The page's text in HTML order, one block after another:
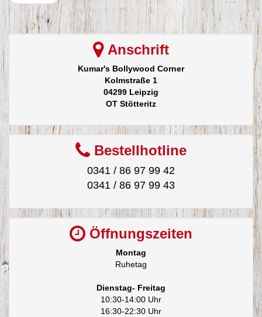
Anschrift
Kumar's Bollywood Corner
Kolmstraße 1
04299 Leipzig
OT Stötteritz
Bestellhotline
0341 / 86 97 99 42
0341 / 86 97 99 43
Öffnungszeiten
Montag
Ruhetag
Dienstag- Freitag
10:30-14:00 Uhr
16:30-22:30 Uhr